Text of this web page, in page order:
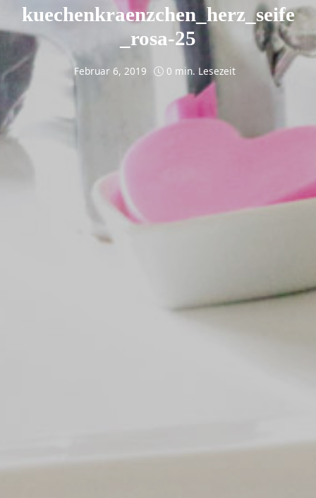
kuechenkraenzchen_herz_seife
_rosa-25
Februar 6, 2019 0 min. Lesezeit